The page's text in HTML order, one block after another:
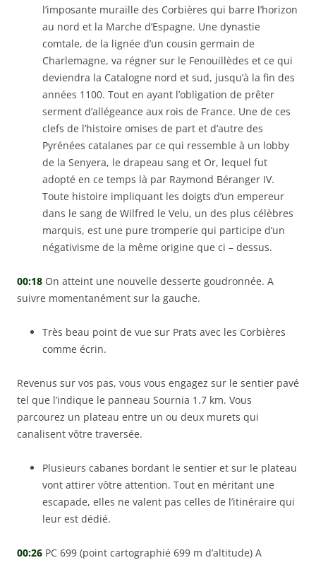
l’imposante muraille des Corbières qui barre l’horizon
au nord et la Marche d’Espagne. Une dynastie
comtale, de la lignée d’un cousin germain de
Charlemagne, va régner sur le Fenouillèdes et ce qui
deviendra la Catalogne nord et sud, jusqu’à la fin des
années 1100. Tout en ayant l’obligation de prêter
serment d’allégeance aux rois de France. Une de ces
clefs de l’histoire omises de part et d’autre des
Pyrénées catalanes par ce qui ressemble à un lobby
de la Senyera, le drapeau sang et Or, lequel fut
adopté en ce temps là par Raymond Béranger IV.
Toute histoire impliquant les doigts d’un empereur
dans le sang de Wilfred le Velu, un des plus célèbres
marquis, est une pure tromperie qui participe d’un
négativisme de la même origine que ci – dessus.
00:18 On atteint une nouvelle desserte goudronnée. A
suivre momentanément sur la gauche.
Très beau point de vue sur Prats avec les Corbières
comme écrin.
Revenus sur vos pas, vous vous engagez sur le sentier pavé
tel que l’indique le panneau Sournia 1.7 km. Vous
parcourez un plateau entre un ou deux murets qui
canalisent vôtre traversée.
Plusieurs cabanes bordant le sentier et sur le plateau
vont attirer vôtre attention. Tout en méritant une
escapade, elles ne valent pas celles de l’itinéraire qui
leur est dédié.
00:26 PC 699 (point cartographié 699 m d’altitude) A